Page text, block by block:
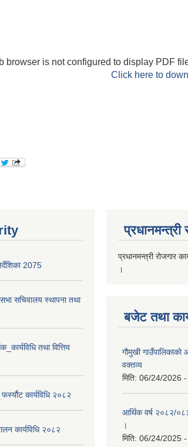
browser is not configured to display PDF
Click here to
2075
सचिवालय स्थापना तथा
तथा वित्तिय
कार्यविधि २०८२
कार्यविधि २०८२
प्रधानमन्त्री
प्रधानमन्त्री रोजगार
।
बजेट तथा
गौमुखी
वक्तव्य
मिति: 06/24/2026
आर्थिक वर्ष २०८२/
।
मिति: 06/24/2025